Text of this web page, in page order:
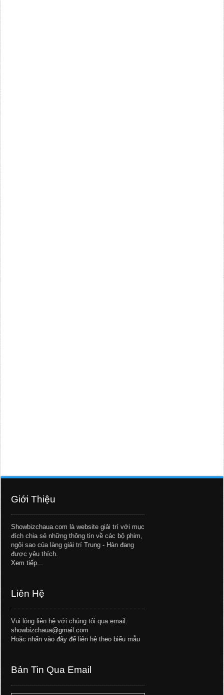
Giới Thiệu
Showbizchaua.com là website giải trí với mục
đích chia sẻ những thông tin về các bộ phim,
ngôi sao của làng giải trí Trung - Hàn đang
được yêu thích.
Xem tiếp...
Liên Hệ
Vui lòng liên hệ với chúng tôi qua email:
showbizchaua@gmail.com
Hoặc nhấn vào đây để liên hệ theo biểu mẫu
Bản Tin Qua Email